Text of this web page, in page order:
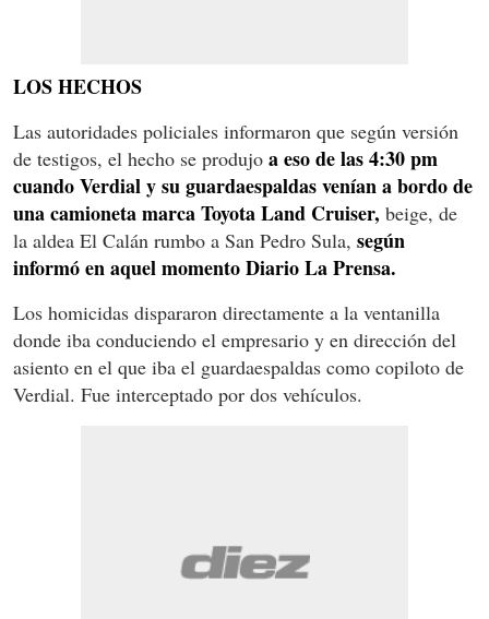
LOS HECHOS
Las autoridades policiales informaron que según versión
de testigos, el hecho se produjo a eso de las 4:30 pm
cuando Verdial y su guardaespaldas venían a bordo de
una camioneta marca Toyota Land Cruiser, beige, de
la aldea El Calán rumbo a San Pedro Sula, según
informó en aquel momento Diario La Prensa.
Los homicidas dispararon directamente a la ventanilla
donde iba conduciendo el empresario y en dirección del
asiento en el que iba el guardaespaldas como copiloto de
Verdial. Fue interceptado por dos vehículos.